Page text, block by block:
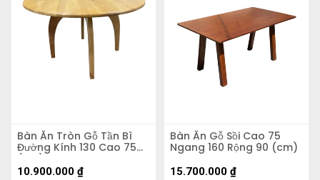
Bàn Ăn Tròn Gỗ Tần Bì
Đường Kính 130 Cao 75
(cm)
10.900.000 ₫
Bàn Ăn Gỗ Sồi Cao 75
Ngang 160 Rộng 90 (cm)
15.700.000 ₫